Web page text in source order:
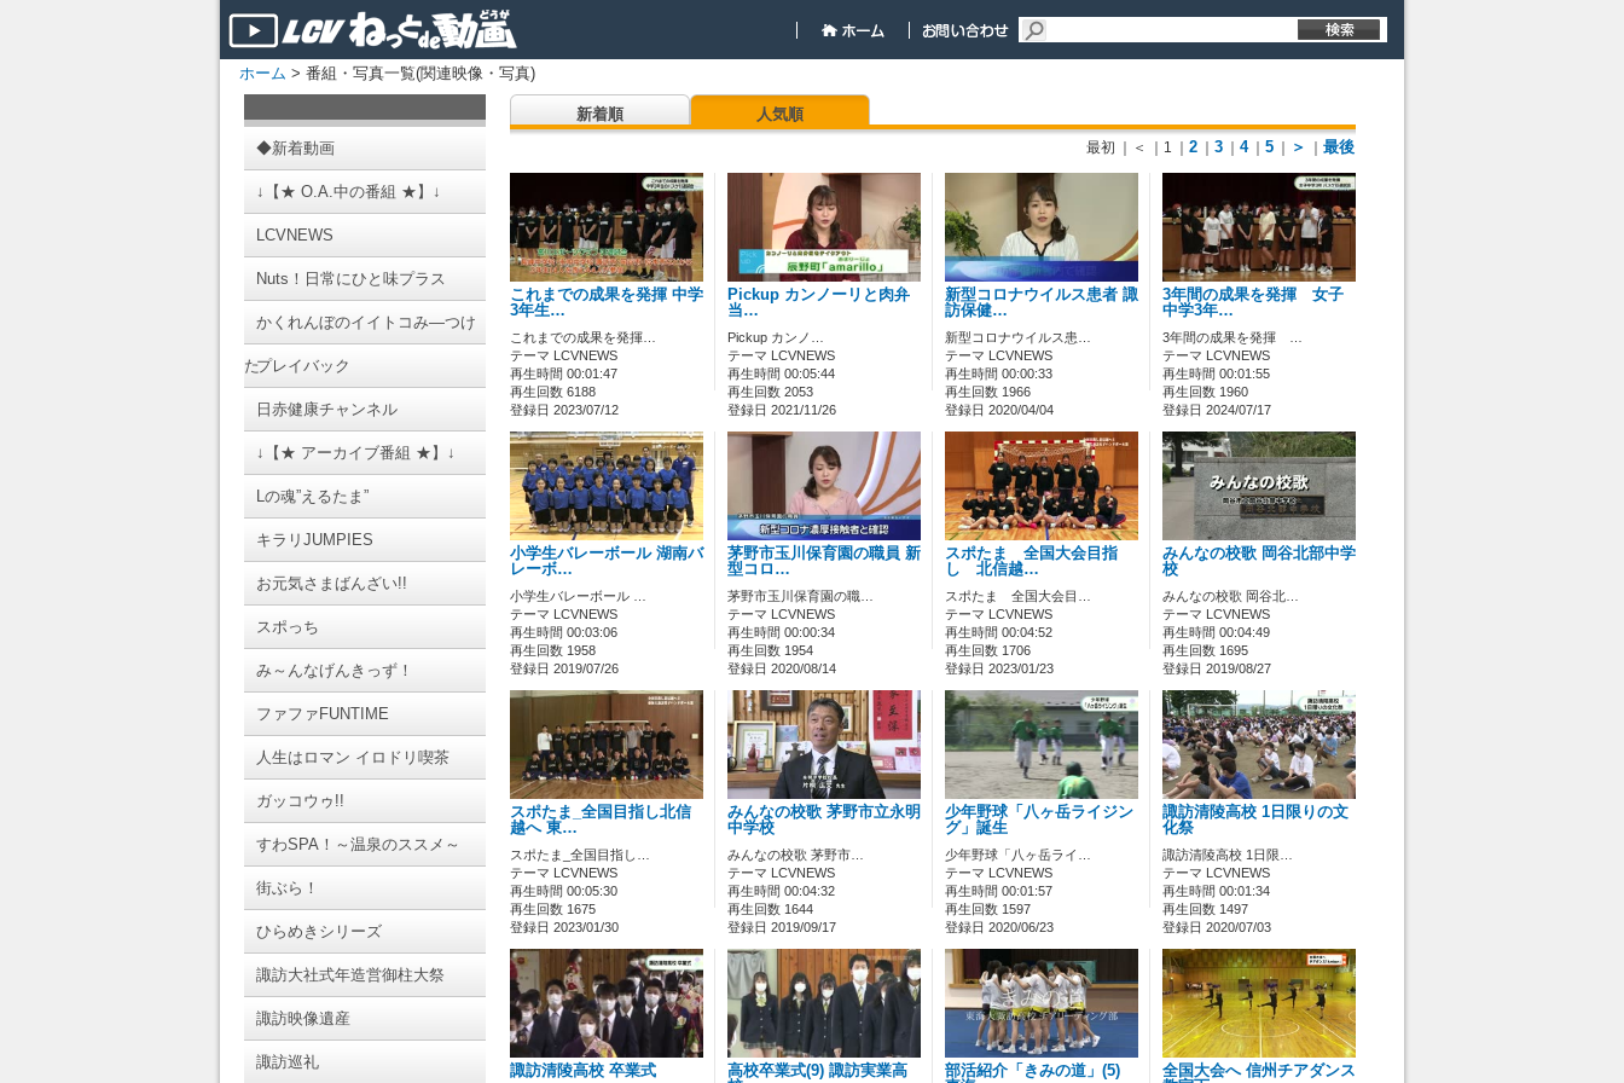
ホーム > 番組・写真一覧(関連映像・写真)
◆新着動画
↓【★ O.A.中の番組 ★】↓
LCVNEWS
Nuts！日常にひと味プラス
かくれんぼのイイトコみ―つけ
たプレイバック
日赤健康チャンネル
↓【★ アーカイブ番組 ★】↓
Lの魂”えるたま”
キラリJUMPIES
お元気さまばんざい!!
スポっち
み～んなげんきっず！
ファファFUNTIME
人生はロマン イロドリ喫茶
ガッコウゥ!!
すわSPA！～温泉のススメ～
街ぶら！
ひらめきシリーズ
諏訪大社式年造営御柱大祭
諏訪映像遺産
諏訪巡礼
新着順 人気順
最初 ｜＜ ｜1 2 3 4 5 ＞ 最後
これまでの成果を発揮 中学
3年生…
これまでの成果を発揮…
テーマ LCVNEWS
再生時間 00:01:47
再生回数 6188
登録日 2023/07/12
Pickup カンノーリと肉弁
当…
Pickup カンノ…
テーマ LCVNEWS
再生時間 00:05:44
再生回数 2053
登録日 2021/11/26
新型コロナウイルス患者 諏
訪保健…
新型コロナウイルス患…
テーマ LCVNEWS
再生時間 00:00:33
再生回数 1966
登録日 2020/04/04
3年間の成果を発揮 女子
中学3年…
3年間の成果を発揮 …
テーマ LCVNEWS
再生時間 00:01:55
再生回数 1960
登録日 2024/07/17
小学生バレーボール 湖南バ
レーボ…
小学生バレーボール …
テーマ LCVNEWS
再生時間 00:03:06
再生回数 1958
登録日 2019/07/26
茅野市玉川保育園の職員 新
型コロ…
茅野市玉川保育園の職…
テーマ LCVNEWS
再生時間 00:00:34
再生回数 1954
登録日 2020/08/14
スポたま 全国大会目指
し 北信越…
スポたま 全国大会目…
テーマ LCVNEWS
再生時間 00:04:52
再生回数 1706
登録日 2023/01/23
みんなの校歌 岡谷北部中学
校
みんなの校歌 岡谷北…
テーマ LCVNEWS
再生時間 00:04:49
再生回数 1695
登録日 2019/08/27
スポたま_全国目指し北信
越へ 東…
スポたま_全国目指し…
テーマ LCVNEWS
再生時間 00:05:30
再生回数 1675
登録日 2023/01/30
みんなの校歌 茅野市立永明
中学校
みんなの校歌 茅野市…
テーマ LCVNEWS
再生時間 00:04:32
再生回数 1644
登録日 2019/09/17
少年野球「八ヶ岳ライジン
グ」誕生
少年野球「八ヶ岳ライ…
テーマ LCVNEWS
再生時間 00:01:57
再生回数 1597
登録日 2020/06/23
諏訪清陵高校 1日限りの文
化祭
諏訪清陵高校 1日限…
テーマ LCVNEWS
再生時間 00:01:34
再生回数 1497
登録日 2020/07/03
諏訪清陵高校 卒業式
高校卒業式(9) 諏訪実業高
部活紹介「きみの道」(5)
全国大会へ 信州チアダンス